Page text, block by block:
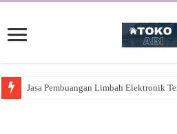
Jasa Pembuangan Limbah Elektronik